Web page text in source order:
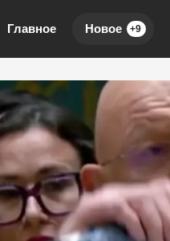
Главное Новое +9